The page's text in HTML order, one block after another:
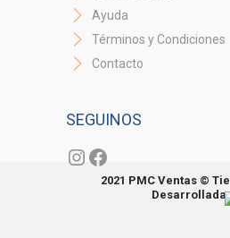
Ayuda
Términos y Condiciones
Contacto
SEGUINOS
Instagram
Facebook
2021 PMC Ventas ©
Desarrollada